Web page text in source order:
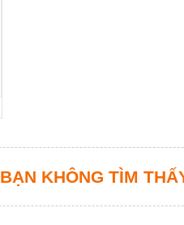
BẠN KHÔNG TÌM